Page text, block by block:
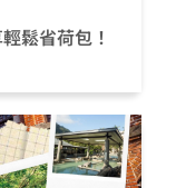
鬆省荷包！